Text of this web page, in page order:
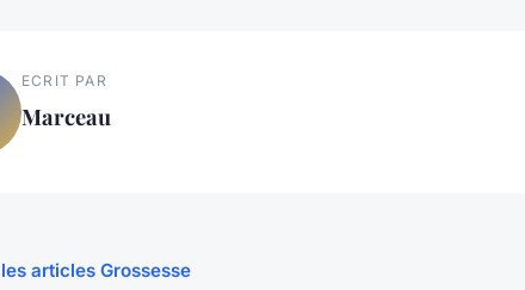
ECRIT PAR
Marceau
articles Grossesse